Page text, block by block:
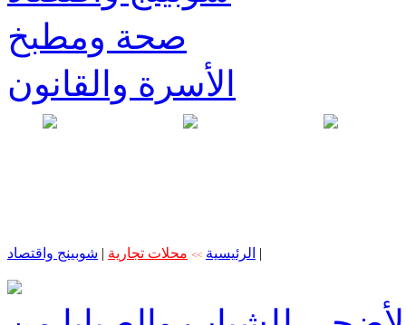
صحة ومطبخ
الأسرة والقانون
الرئيسية >> محلات تجارية | شوبينج واقتصاد |